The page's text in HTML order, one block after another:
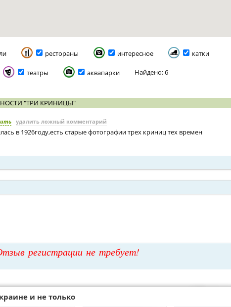
рестораны интересное катки
театры аквапарки Найдено: 6
"ТРИ КРИНИЦЫ"
удалить ложный комментарий
в 1926году,есть старые фотографии трех криниц тех времен
регистрации не требует!
и не только